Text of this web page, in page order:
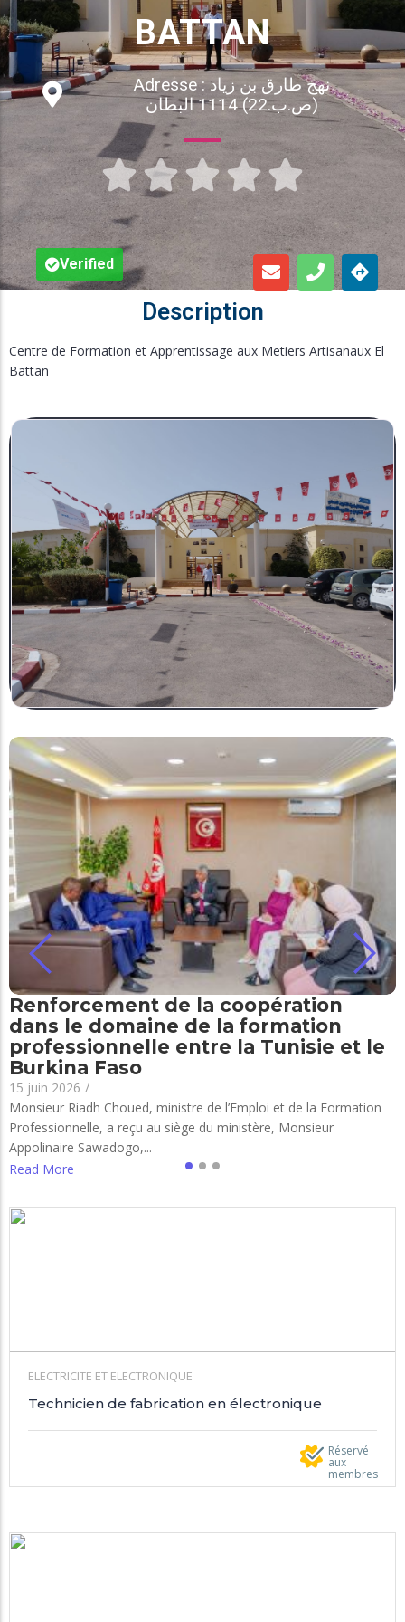
Inscription en Ligne
Bourses
Foire aux Questions
BATTAN
Adresse : نهج طارق بن زياد
(ص.ب.22) 1114 البطان
   
Verified
Description
Centre de Formation et Apprentissage aux Metiers Artisanaux El
Battan
Renforcement de la coopération
dans le domaine de la formation
professionnelle entre la Tunisie et le
Burkina Faso
15 juin 2026 /
Monsieur Riadh Choued, ministre de l’Emploi et de la Formation
Professionnelle, a reçu au siège du ministère, Monsieur
Appolinaire Sawadogo,...
Read More
ELECTRICITE ET ELECTRONIQUE
Technicien de fabrication en électronique
Réservé
aux
membres